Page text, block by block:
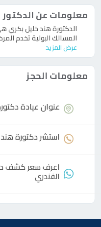
معلومات عن الدكتور
الدكتورة هند خليل بكري
المسالك البولية تخدم
عرض المزيد
معلومات الحجز
عنوان عيادة
استشردكتورةهند
اعرف سعر كشف
الفندري